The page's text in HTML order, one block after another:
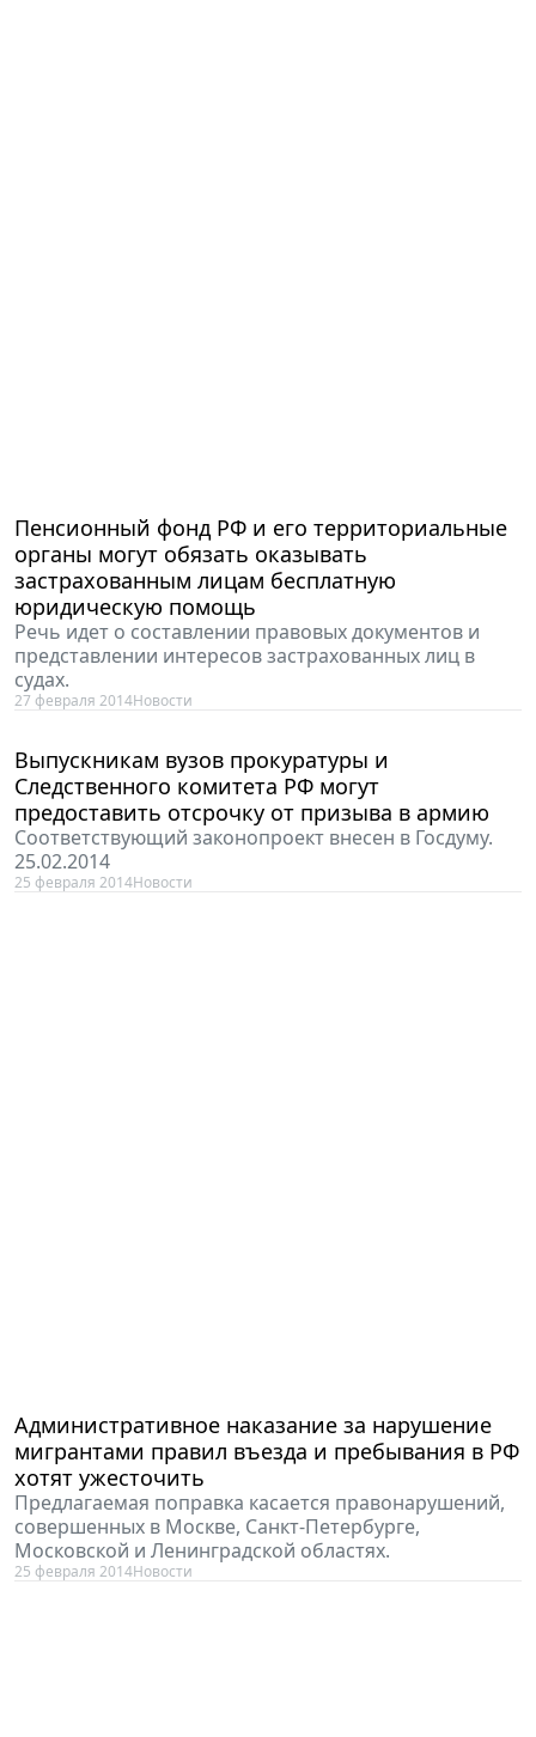
Пенсионный фонд РФ и его территориальные
органы могут обязать оказывать
застрахованным лицам бесплатную
юридическую помощь
Речь идет о составлении правовых документов и
представлении интересов застрахованных лиц в
судах.
27 февраля 2014Новости
Выпускникам вузов прокуратуры и
Следственного комитета РФ могут
предоставить отсрочку от призыва в армию
Соответствующий законопроект внесен в Госдуму.
25.02.2014
25 февраля 2014Новости
Административное наказание за нарушение
мигрантами правил въезда и пребывания в РФ
хотят ужесточить
Предлагаемая поправка касается правонарушений,
совершенных в Москве, Санкт-Петербурге,
Московской и Ленинградской областях.
25 февраля 2014Новости